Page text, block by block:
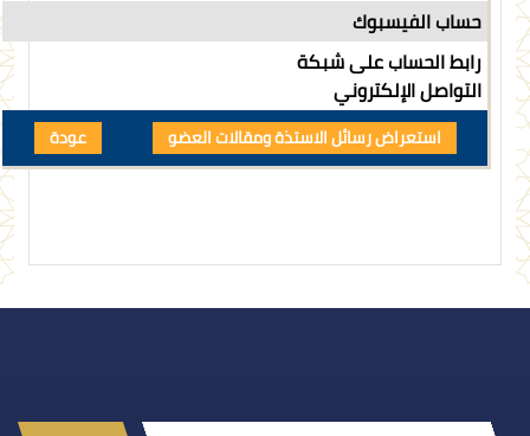
حساب الفيسبوك
رابط الحساب على شبكة
التواصل الإلكتروني